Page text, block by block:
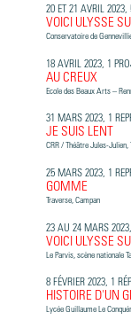
20 ET 21 AVRIL 2023,
VOICI ULYSSE
Conservatoire de
18 AVRIL 2023, 1
AU CREUX
Ecole des Beaux Arts –
31 MARS 2023, 1
JE SUIS LENT
CRR / Théâtre Jules-Julien,
25 MARS 2023, 1
GOMME
Traverse, Campan
23 AU 24 MARS
VOICI ULYSSE
Le Parvis, scène nationale
8 FÉVRIER 2023, 1
HISTOIRE D'UN
Lycée Guillaume Le